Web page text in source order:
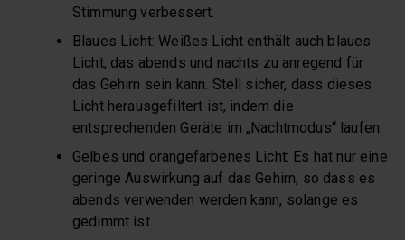
Stimmung verbessert.
Blaues Licht: Weißes Licht enthält auch blaues
Licht, das abends und nachts zu anregend für
das Gehirn sein kann. Stell sicher, dass dieses
Licht herausgefiltert ist, indem die
entsprechenden Geräte im „Nachtmodus“ laufen.
Gelbes und orangefarbenes Licht: Es hat nur eine
geringe Auswirkung auf das Gehirn, so dass es
abends verwenden werden kann, solange es
gedimmt ist.